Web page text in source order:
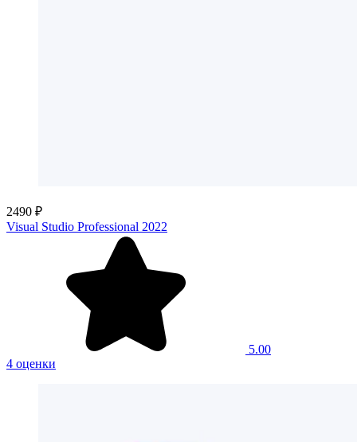
2490 ₽
Visual Studio Professional 2022
5.00
4 оценки